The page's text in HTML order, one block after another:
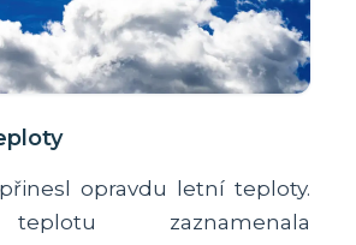
opravdu letní teploty.
zaznamenala